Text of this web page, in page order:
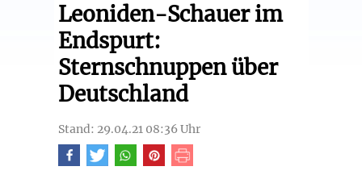
Leoniden-Schauer im
Endspurt:
Sternschnuppen über
Deutschland
Stand: 29.04.21 08:36 Uhr